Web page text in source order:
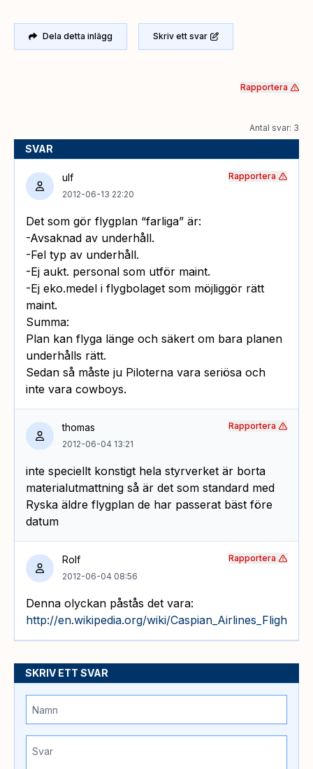
Dela detta inlägg Skriv ett svar
Rapportera
Antal svar: 3
SVAR
ulf
2012-06-13 22:20
Det som gör flygplan “farliga” är:
-Avsaknad av underhåll.
-Fel typ av underhåll.
-Ej aukt. personal som utför maint.
-Ej eko.medel i flygbolaget som möjliggör rätt
maint.
Summa:
Plan kan flyga länge och säkert om bara planen
underhålls rätt.
Sedan så måste ju Piloterna vara seriösa och
inte vara cowboys.
Rapportera
thomas
2012-06-04 13:21
inte speciellt konstigt hela styrverket är borta
materialutmattning så är det som standard med
Ryska äldre flygplan de har passerat bäst före
datum
Rapportera
Rolf
2012-06-04 08:56
Denna olyckan påstås det vara:
http://en.wikipedia.org/wiki/
Rapportera
SKRIV ETT SVAR